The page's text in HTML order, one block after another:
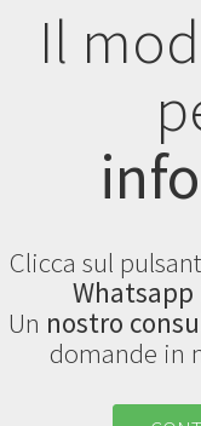
Il
Clicca sul
Whatsapp
Un nostro
domande in